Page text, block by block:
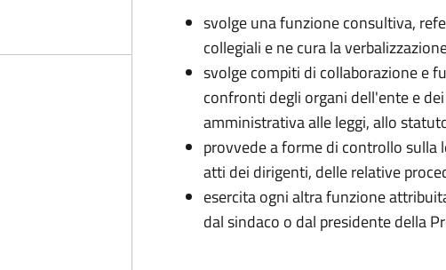
svolge una funzione consultiva,
collegiali e ne cura la
svolge compiti di collaborazione e
confronti degli organi dell'ente e
amministrativa alle leggi, allo
provvede a forme di controllo
atti dei dirigenti, delle relative
esercita ogni altra funzione
dal sindaco o dal presidente della